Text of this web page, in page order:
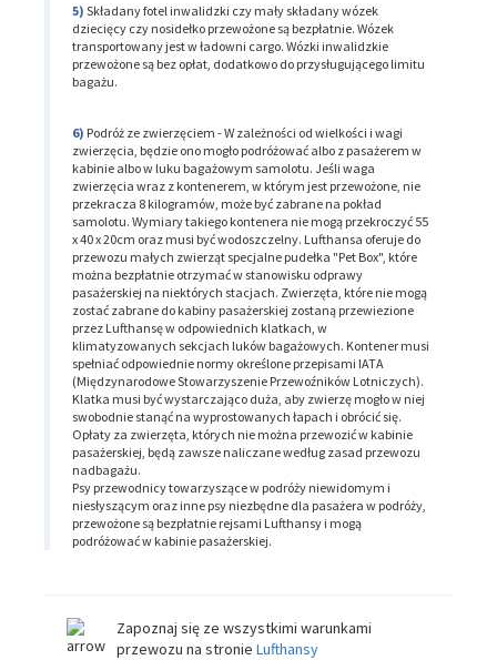
Składany fotel inwalidzki czy mały składany wózek
dziecięcy czy nosidełko przewożone są bezpłatnie. Wózek
transportowany jest w ładowni cargo. Wózki inwalidzkie
przewożone są bez opłat, dodatkowo do przysługującego limitu
bagażu.
Podróż ze zwierzęciem - W zależności od wielkości i wagi
zwierzęcia, będzie ono mogło podróżować albo z pasażerem w
kabinie albo w luku bagażowym samolotu. Jeśli waga
zwierzęcia wraz z kontenerem, w którym jest przewożone, nie
przekracza 8 kilogramów, może być zabrane na pokład
samolotu. Wymiary takiego kontenera nie mogą przekroczyć 55
x 40 x 20cm oraz musi być wodoszczelny. Lufthansa oferuje do
przewozu małych zwierząt specjalne pudełka "Pet Box", które
można bezpłatnie otrzymać w stanowisku odprawy
pasażerskiej na niektórych stacjach. Zwierzęta, które nie mogą
zostać zabrane do kabiny pasażerskiej zostaną przewiezione
przez Lufthansę w odpowiednich klatkach, w
klimatyzowanych sekcjach luków bagażowych. Kontener musi
spełniać odpowiednie normy określone przepisami IATA
(Międzynarodowe Stowarzyszenie Przewoźników Lotniczych).
Klatka musi być wystarczająco duża, aby zwierzę mogło w niej
swobodnie stanąć na wyprostowanych łapach i obrócić się.
Opłaty za zwierzęta, których nie można przewozić w kabinie
pasażerskiej, będą zawsze naliczane według zasad przewozu
nadbagażu.
Psy przewodnicy towarzyszące w podróży niewidomym i
niesłyszącym oraz inne psy niezbędne dla pasażera w podróży,
przewożone są bezpłatnie rejsami Lufthansy i mogą
podróżować w kabinie pasażerskiej.
Zapoznaj się ze wszystkimi warunkami
przewozu na stronie Lufthansy